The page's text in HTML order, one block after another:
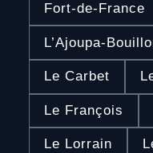
Fort-de-France
L’Ajoupa-
Le Carbet
Le François
Le Lorrain